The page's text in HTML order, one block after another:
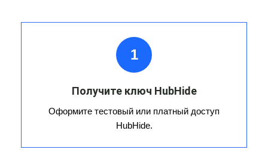
1
Получите ключ HubHide
Оформите тестовый или платный доступ
HubHide.